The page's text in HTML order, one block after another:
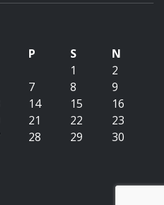
P S
N
1
2
7 8
9
14 15
16
21 22
23
28 29
30